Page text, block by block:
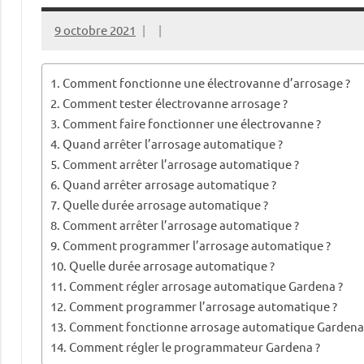
9 octobre 2021
Comment fonctionne une électrovanne d’arrosage ?
Comment tester électrovanne arrosage ?
Comment faire fonctionner une électrovanne ?
Quand arrêter l’arrosage automatique ?
Comment arrêter l’arrosage automatique ?
Quand arrêter arrosage automatique ?
Quelle durée arrosage automatique ?
Comment arrêter l’arrosage automatique ?
Comment programmer l’arrosage automatique ?
Quelle durée arrosage automatique ?
Comment régler arrosage automatique Gardena ?
Comment programmer l’arrosage automatique ?
Comment fonctionne arrosage automatique Gardena
Comment régler le programmateur Gardena ?